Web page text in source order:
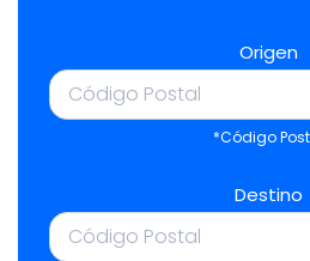
Origen
*Código
Destino